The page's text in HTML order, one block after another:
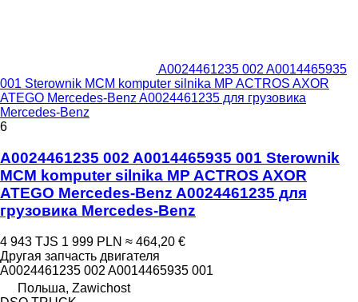
A0024461235 002 A0014465935
001 Sterownik MCM komputer silnika MP ACTROS AXOR
ATEGO Mercedes-Benz A0024461235 для грузовика
Mercedes-Benz
6
A0024461235 002 A0014465935 001 Sterownik
MCM komputer silnika MP ACTROS AXOR
ATEGO Mercedes-Benz A0024461235 для
грузовика Mercedes-Benz
4 943 TJS 1 999 PLN ≈ 464,20 €
Другая запчасть двигателя
A0024461235 002 A0014465935 001
Польша, Zawichost